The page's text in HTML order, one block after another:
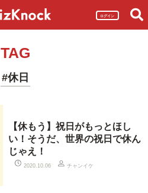
ログイン
TAG
#休日
【休もう】祝日がもっとほし
い！そうだ、世界の祝日で休ん
じゃえ！
2020.10.06 チャンイケ